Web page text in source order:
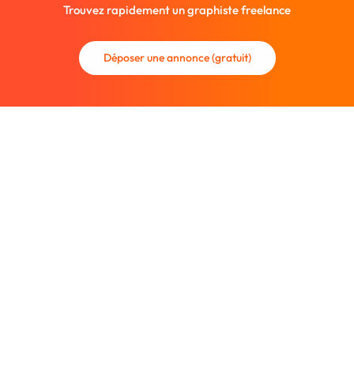
Trouvez rapidement un graphiste freelance
Déposer une annonce (gratuit)